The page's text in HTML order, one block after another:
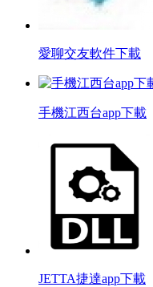
愛聊交友軟件下載
手機江西台app下載
JETTA捷達app下載